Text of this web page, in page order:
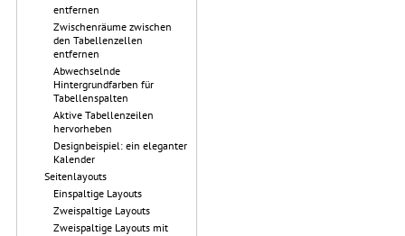
entfernen
Zwischenräume zwischen
den Tabellenzellen
entfernen
Abwechselnde
Hintergrundfarben für
Tabellenspalten
Aktive Tabellenzeilen
hervorheben
Designbeispiel: ein eleganter
Kalender
Seitenlayouts
Einspaltige Layouts
Zweispaltige Layouts
Zweispaltige Layouts mit